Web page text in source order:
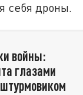
себя дроны.
войны:
глазами